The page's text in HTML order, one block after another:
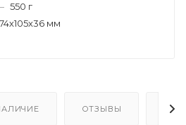
550 г
мм
ОТЗЫВЫ